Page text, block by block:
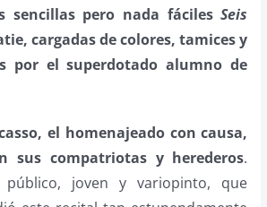
sencillas pero nada fácilesSeis
cargadas de colores, tamices y
por el superdotado alumno de
el homenajeado con causa,
sus compatriotas y herederos.
joven y variopinto, que